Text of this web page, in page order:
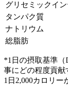
グリセミックイ
タンパク質
ナトリウム
総脂肪
*1日の摂取基準（
事にどの程度貢
1日2,000カロリー